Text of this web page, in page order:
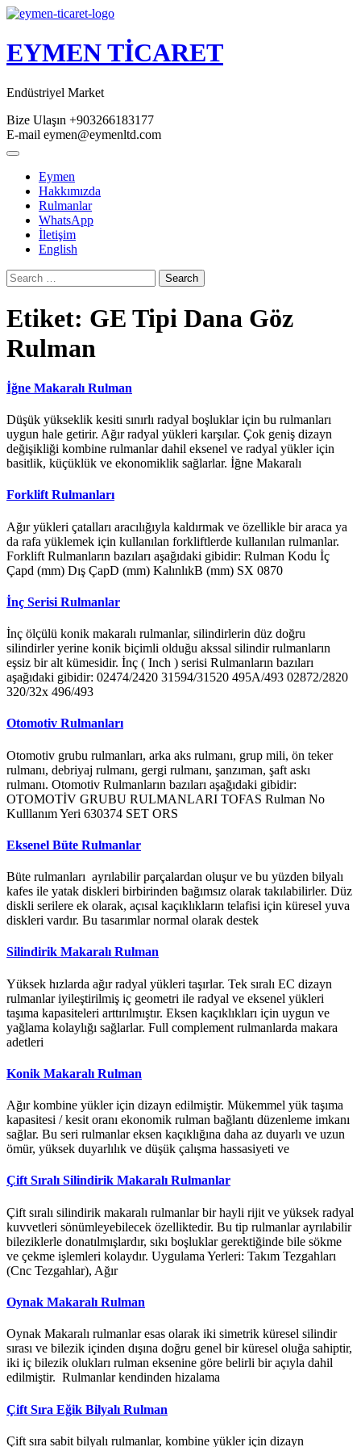
Skip
content
EYMEN TİCARET
Endüstriyel Market
Bize Ulaşın +903266183177
E-mail eymen@eymenltd.com
Open
ButtonEymen
Hakkımızda
Rulmanlar
WhatsApp
İletişim
English
Close
Button
Search
Etiket: GE Tipi Dana Göz
Rulman
İğne Makaralı Rulman
Düşük yükseklik kesiti sınırlı radyal boşluklar için bu rulmanları
uygun hale getirir. Ağır radyal yükleri karşılar. Çok geniş dizayn
değişikliği kombine rulmanlar dahil eksenel ve radyal yükler için
basitlik, küçüklük ve ekonomiklik sağlarlar. İğne Makaralı
Forklift Rulmanları
Ağır yükleri çatalları aracılığıyla kaldırmak ve özellikle bir araca ya
da rafa yüklemek için kullanılan forkliftlerde kullanılan rulmanlar.
Forklift Rulmanların bazıları aşağıdaki gibidir: Rulman Kodu İç
Çapd (mm) Dış ÇapD (mm) KalınlıkB (mm) SX 0870
İnç Serisi Rulmanlar
İnç ölçülü konik makaralı rulmanlar, silindirlerin düz doğru
silindirler yerine konik biçimli olduğu akssal silindir rulmanların
eşsiz bir alt kümesidir. İnç ( Inch ) serisi Rulmanların bazıları
aşağıdaki gibidir: 02474/2420 31594/31520 495A/493 02872/2820
320/32x 496/493
Otomotiv Rulmanları
Otomotiv grubu rulmanları, arka aks rulmanı, grup mili, ön teker
rulmanı, debriyaj rulmanı, gergi rulmanı, şanzıman, şaft askı
rulmanı. Otomotiv Rulmanların bazıları aşağıdaki gibidir:
OTOMOTİV GRUBU RULMANLARI TOFAS Rulman No
Kulllanım Yeri 630374 SET ORS
Eksenel Büte Rulmanlar
Büte rulmanları ayrılabilir parçalardan oluşur ve bu yüzden bilyalı
kafes ile yatak diskleri birbirinden bağımsız olarak takılabilirler. Düz
diskli serilere ek olarak, açısal kaçıklıkların telafisi için küresel yuva
diskleri vardır. Bu tasarımlar normal olarak destek
Silindirik Makaralı Rulman
Yüksek hızlarda ağır radyal yükleri taşırlar. Tek sıralı EC dizayn
rulmanlar iyileştirilmiş iç geometri ile radyal ve eksenel yükleri
taşıma kapasiteleri arttırılmıştır. Eksen kaçıklıkları için uygun ve
yağlama kolaylığı sağlarlar. Full complement rulmanlarda makara
adetleri
Konik Makaralı Rulman
Ağır kombine yükler için dizayn edilmiştir. Mükemmel yük taşıma
kapasitesi / kesit oranı ekonomik rulman bağlantı düzenleme imkanı
sağlar. Bu seri rulmanlar eksen kaçıklığına daha az duyarlı ve uzun
ömür, yüksek duyarlılık ve düşük çalışma hassasiyeti ve
Çift Sıralı Silindirik Makaralı Rulmanlar
Çift sıralı silindirik makaralı rulmanlar bir hayli rijit ve yüksek radyal
kuvvetleri sönümleyebilecek özelliktedir. Bu tip rulmanlar ayrılabilir
bileziklerle donatılmışlardır, sıkı boşluklar gerektiğinde bile sökme
ve çekme işlemleri kolaydır. Uygulama Yerleri: Takım Tezgahları
(Cnc Tezgahlar), Ağır
Oynak Makaralı Rulman
Oynak Makaralı rulmanlar esas olarak iki simetrik küresel silindir
sırası ve bilezik içinden dışına doğru genel bir küresel oluğa sahiptir,
iki iç bilezik olukları rulman eksenine göre belirli bir açıyla dahil
edilmiştir. Rulmanlar kendinden hizalama
Çift Sıra Eğik Bilyalı Rulman
Çift sıra sabit bilyalı rulmanlar, kombine yükler için dizayn